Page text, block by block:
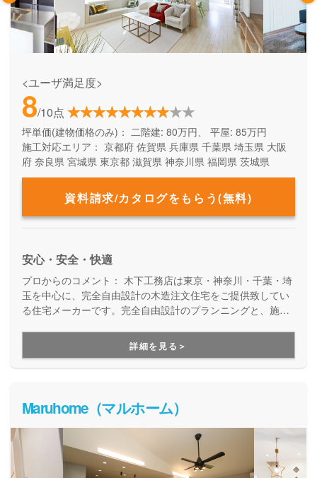
<ユーザ満足度>
8/10点
坪単価(建物価格のみ)： 二階建: 80万円、 平屋: 85万円
施工対応エリア： 京都府 佐賀県 兵庫県 千葉県 埼玉県 大阪
府 奈良県 宮城県 東京都 滋賀県 神奈川県 福岡県 茨城県
資料請求/カタログをもらう(無料)
安心・安全・快適
プロからのコメント： 木下工務店は東京・神奈川・千葉・埼
玉を中心に、完全自由設計の木造注文住宅をご提供致してい
る住宅メーカーです。完全自由設計のプランニングと、施工
かだからこそ叶えらえる「完全自由設計」の注文住宅を実現
できます。性能や保証も万全なので安心です。
詳細を見る＞
Maruhome（マルホーム）